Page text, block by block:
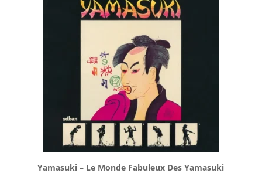
Yamasuki ‎– Le Monde Fabuleux Des Yamasuki